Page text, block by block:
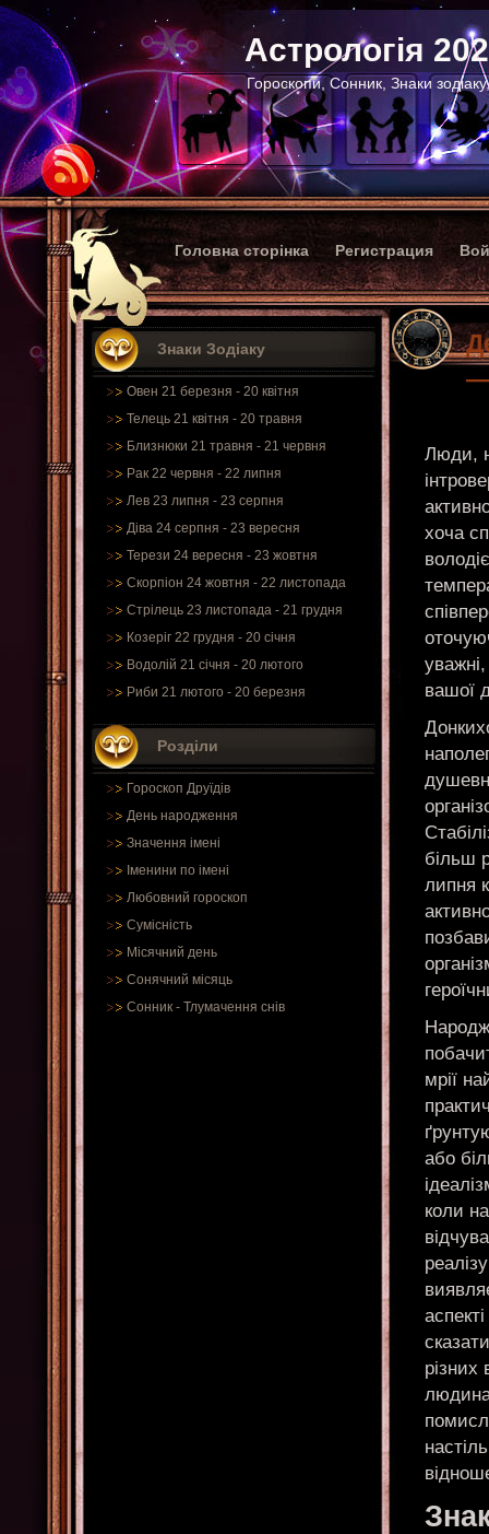
Астрологія
Гороскопи, Сонник, Знаки
Головна сторінка Регистрация
Знаки Зодіаку
Овен 21 березня - 20 квітня
Телець 21 квітня - 20 травня
Близнюки 21 травня - 21 червня
Рак 22 червня - 22 липня
Лев 23 липня - 23 серпня
Діва 24 серпня - 23 вересня
Терези 24 вересня - 23 жовтня
Скорпіон 24 жовтня - 22 листопада
Стрілець 23 листопада - 21 грудня
Козеріг 22 грудня - 20 січня
Водолій 21 січня - 20 лютого
Риби 21 лютого - 20 березня
Розділи
Гороскоп Друїдів
День народження
Значення імені
Іменини по імені
Любовний гороскоп
Сумісність
Місячний день
Сонячний місяць
Сонник - Тлумачення снів
—
Люди,
хоча
вашої
більш
липня
мрії
або
коли
різних